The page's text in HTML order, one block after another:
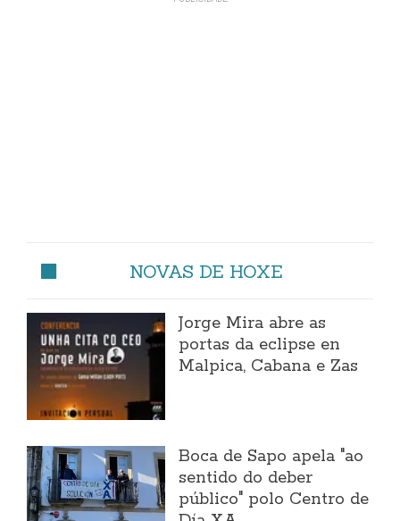
NOVAS DE HOXE
Jorge Mira abre as
portas da eclipse en
Malpica, Cabana e Zas
Boca de Sapo apela "ao
sentido do deber
público" polo Centro de